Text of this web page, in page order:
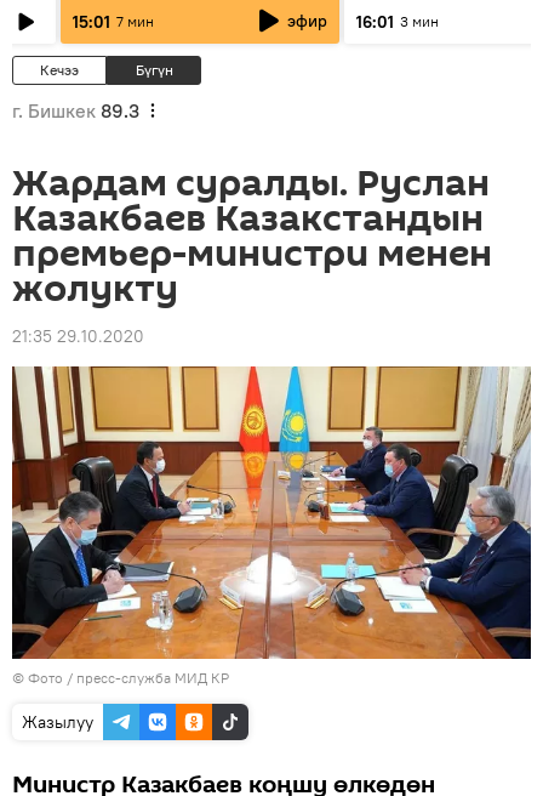
15:01 7 мин эфир
16:01 3 мин
Кечээ Бүгүн
г. Бишкек 89.3
Жардам суралды. Руслан
Казакбаев Казакстандын
премьер-министри менен
жолукту
21:35 29.10.2020
© Фото / пресс-служба МИД КР
Жазылуу
Министр Казакбаев коңшу өлкөдөн